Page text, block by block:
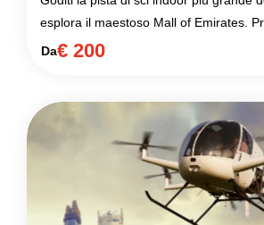
esplora il maestoso Mall of Emirates.
Da€ 200